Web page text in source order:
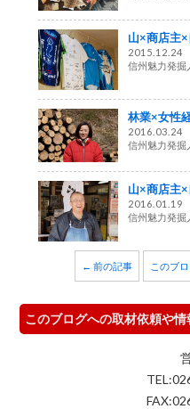
山×商店主
2015.12.24
信州魅力発掘
林業×女性
2016.03.24
信州魅力発掘
山×商店主
2016.01.19
信州魅力発掘
← 前の記事 このブ
このブログへの取材依頼や